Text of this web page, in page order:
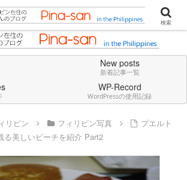
think deeply. Feel always in English.
New posts
新着記事一覧
WP-Record
WordPressの使用記録
リピン フィリピン写真
プエルト
る美しいビーチを紹介 Part2
検索